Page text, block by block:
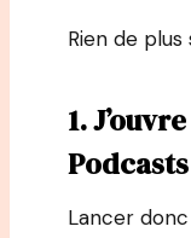
Rien de
1.
Podcasts
Lancer